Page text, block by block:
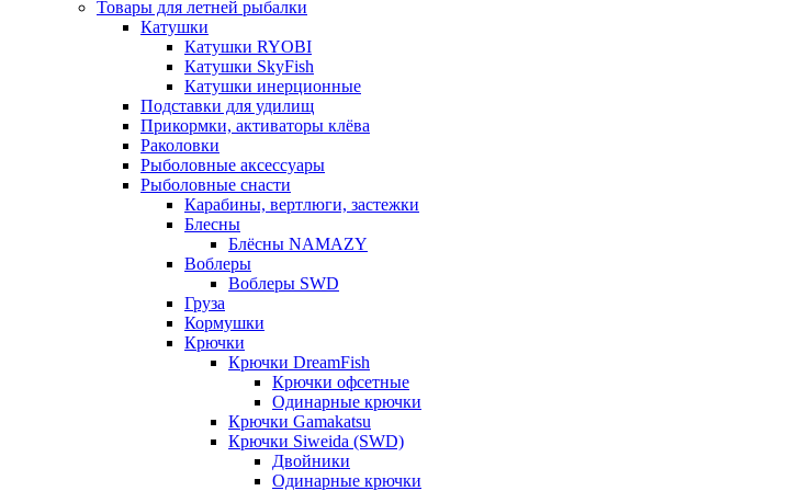
Товары для летней рыбалки
Катушки
Катушки RYOBI
Катушки SkyFish
Катушки инерционные
Подставки для удилищ
Прикормки, активаторы клёва
Раколовки
Рыболовные аксессуары
Рыболовные снасти
Карабины, вертлюги, застежки
Блесны
Блёсны NAMAZY
Воблеры
Воблеры SWD
Груза
Кормушки
Крючки
Крючки DreamFish
Крючки офсетные
Одинарные крючки
Крючки Gamakatsu
Крючки Siweida (SWD)
Двойники
Одинарные крючки